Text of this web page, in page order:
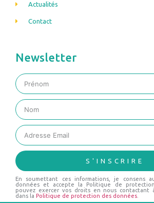
Actualités
Contact
Newsletter
S'INSCRIRE
En soumettant ces informations, je consens
données et accepte la Politique de
pouvez exercer vos droits en nous contactant
dans la Politique de protection des données